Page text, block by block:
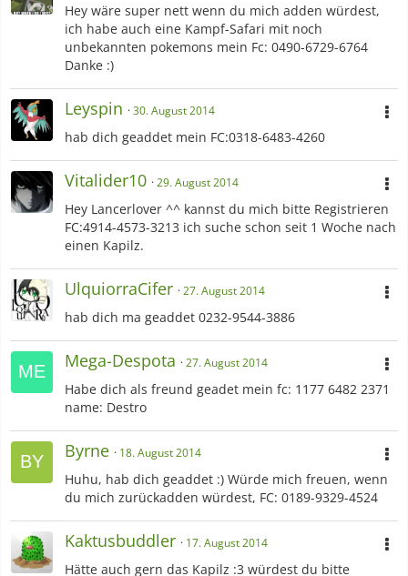
Hey wäre super nett wenn du mich adden würdest,
ich habe auch eine Kampf-Safari mit noch
unbekannten pokemons mein Fc: 0490-6729-6764
Danke :)
Leyspin 30. August 2014
hab dich geaddet mein FC:0318-6483-4260
Vitalider10 29. August 2014
Hey Lancerlover ^^ kannst du mich bitte Registrieren
FC:4914-4573-3213 ich suche schon seit 1 Woche nach
einen Kapilz.
UlquiorraCifer 27. August 2014
hab dich ma geaddet 0232-9544-3886
Mega-Despota 27. August 2014
Habe dich als freund geadet mein fc: 1177 6482 2371
name: Destro
Byrne 18. August 2014
Huhu, hab dich geaddet :) Würde mich freuen, wenn
du mich zurückadden würdest, FC: 0189-9329-4524
Kaktusbuddler 17. August 2014
Hätte auch gern das Kapilz :3 würdest du bitte